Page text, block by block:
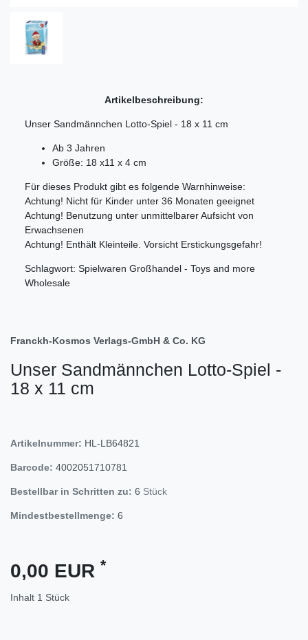
Artikelbeschreibung:
Unser Sandmännchen Lotto-Spiel - 18 x 11 cm
Ab 3 Jahren
Größe: 18 x11 x 4 cm
Für dieses Produkt gibt es folgende Warnhinweise:
Achtung! Nicht für Kinder unter 36 Monaten geeignet
Achtung! Benutzung unter unmittelbarer Aufsicht von
Erwachsenen
Achtung! Enthält Kleinteile. Vorsicht Erstickungsgefahr!
Schlagwort: Spielwaren Großhandel - Toys and more
Wholesale
Franckh-Kosmos Verlags-GmbH & Co. KG
Unser Sandmännchen Lotto-Spiel -
18 x 11 cm
Artikelnummer: HL-LB64821
Barcode: 4002051710781
Bestellbar in Schritten zu: 6 Stück
Mindestbestellmenge: 6
0,00 EUR *
Inhalt 1 Stück